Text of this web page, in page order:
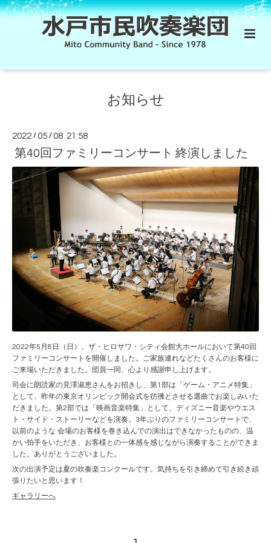
お知らせ
2022 /05 /08 21:58
第40回ファミリーコンサート 終演しました
2022年5月8日（日）、ザ・ヒロサワ・シティ会館大ホールにおいて第40回
ファミリーコンサートを開催しました。ご家族連れなどたくさんのお客様に
ご来場いただきました。団員一同、心より感謝申し上げます。
司会に朗読家の見澤淑恵さんをお招きし、第1部は「ゲーム・アニメ特集」
として、昨年の東京オリンピック開会式を彷彿とさせる選曲でお楽しみいた
だきました。第2部では「映画音楽特集」として、ディズニー音楽やウエス
ト・サイド・ストーリーなどを演奏。3年ぶりのファミリーコンサートで、
以前のような 会場のお客様を巻き込んでの演出はできなかったものの、温
かい拍手をいただき、お客様との一体感を感じながら演奏することができま
した。ありがとうございました。
次の出演予定は夏の吹奏楽コンクールです。気持ちを引き締めて引き続き頑
張りたいと思います！
ギャラリーへ